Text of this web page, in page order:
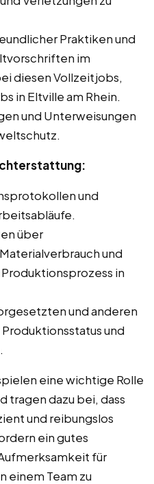
Praktiken und
im
diesen Vollzeitjobs,
in Eltville am Rhein.
und Unterweisungen
und
über
und
in
und anderen
und
eine wichtige Rolle
tragen dazu bei, dass
und reibungslos
ein gutes
für
einem Team zu